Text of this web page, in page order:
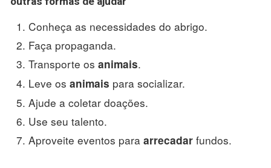
Conheça as necessidades do abrigo.
Faça propaganda.
Transporte os animais.
Leve os animais para socializar.
Ajude a coletar doações.
Use seu talento.
Aproveite eventos para arrecadar fundos.